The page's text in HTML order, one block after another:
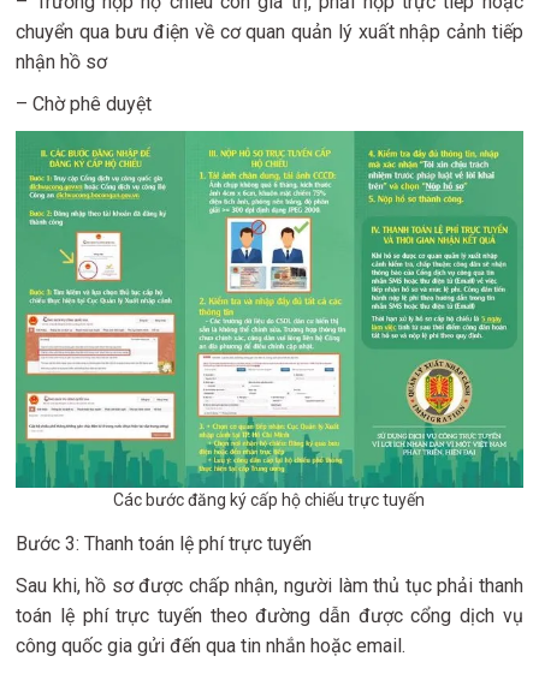
chuyển qua bưu điện về cơ quan quản lý xuất nhập cảnh tiếp
nhận hồ sơ
– Chờ phê duyệt
Các bước đăng ký cấp hộ chiếu trực tuyến
Bước 3: Thanh toán lệ phí trực tuyến
Sau khi, hồ sơ được chấp nhận, người làm thủ tục phải thanh
toán lệ phí trực tuyến theo đường dẫn được cổng dịch vụ
công quốc gia gửi đến qua tin nhắn hoặc email.